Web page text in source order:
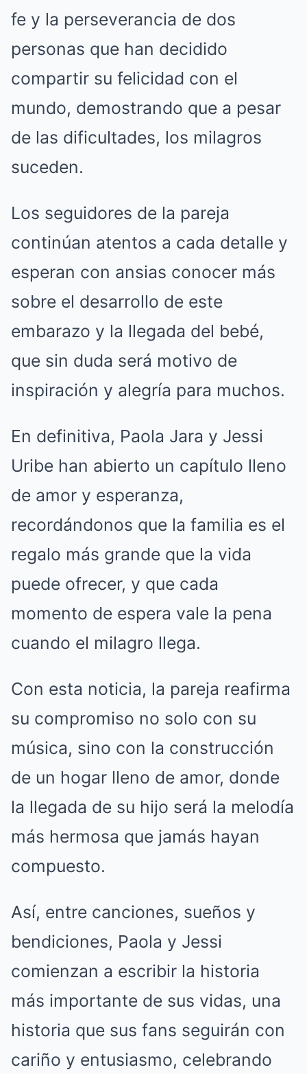
fe y la perseverancia de dos
personas que han decidido
compartir su felicidad con el
mundo, demostrando que a pesar
de las dificultades, los milagros
suceden.
Los seguidores de la pareja
continúan atentos a cada detalle y
esperan con ansias conocer más
sobre el desarrollo de este
embarazo y la llegada del bebé,
que sin duda será motivo de
inspiración y alegría para muchos.
En definitiva, Paola Jara y Jessi
Uribe han abierto un capítulo lleno
de amor y esperanza,
recordándonos que la familia es el
regalo más grande que la vida
puede ofrecer, y que cada
momento de espera vale la pena
cuando el milagro llega.
Con esta noticia, la pareja reafirma
su compromiso no solo con su
música, sino con la construcción
de un hogar lleno de amor, donde
la llegada de su hijo será la melodía
más hermosa que jamás hayan
compuesto.
Así, entre canciones, sueños y
bendiciones, Paola y Jessi
comienzan a escribir la historia
más importante de sus vidas, una
historia que sus fans seguirán con
cariño y entusiasmo, celebrando